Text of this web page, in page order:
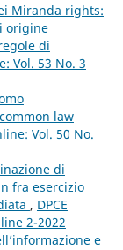
Miranda rights:
origine
di
Vol. 53 No. 3
law
Vol. 50 No.
di
fra esercizio
, DPCE
2-2022
e